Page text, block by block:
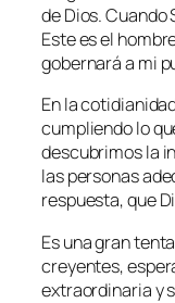
de Dios. Cuando
Este es el
gobernará a mi
En la
cumpliendo lo
descubrimos la
las personas
respuesta, que
Es una gran
creyentes,
extraordinaria y